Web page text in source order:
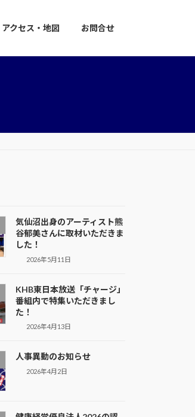
アクセス・地図 お問合せ
気仙沼出身のアーティスト熊
谷郁美さんに取材いただきま
した！
2026年5月11日
KHB東日本放送「チャージ」
番組内で特集いただきまし
た！
2026年4月13日
人事異動のお知らせ
2026年4月2日